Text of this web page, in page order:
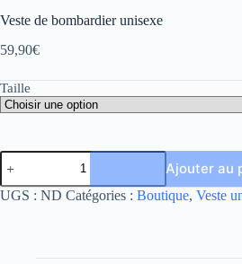
Veste de bombardier unisexe
59,90€
Taille
Ajouter au
UGS : ND Catégories : Boutique, Veste